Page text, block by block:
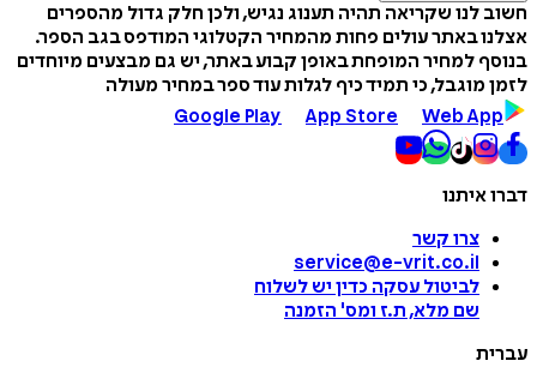
חשוב לנו שקריאה תהיה תענוג נגיש, ולכן חלק גדול מהספרים
אצלנו באתר עולים פחות מהמחיר הקטלוגי המודפס בגב הספר.
בנוסף למחיר המופחת באופן קבוע באתר, יש גם מבצעים מיוחדים
לזמן מוגבל, כי תמיד כיף לגלות עוד ספר במחיר מעולה
Google Play
App Store Web App
דברו איתנו
צרו קשר
service@e-vrit.co.il
לביטול עסקה כדין יש לשלוח
שם מלא, ת.ז ומס' הזמנה
עברית